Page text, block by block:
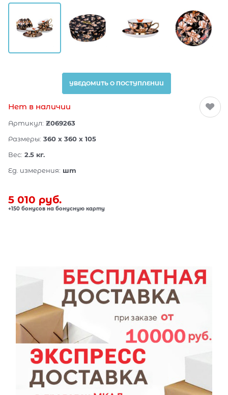
УВЕДОМИТЬ О ПОСТУПЛЕНИИ
Нет в наличии
Артикул: Z069263
Размеры: 360 x 360 x 105
Вес: 2.5 кг.
Ед. измерения: шт
5 010 руб.
+150 бонусов на бонусную карту